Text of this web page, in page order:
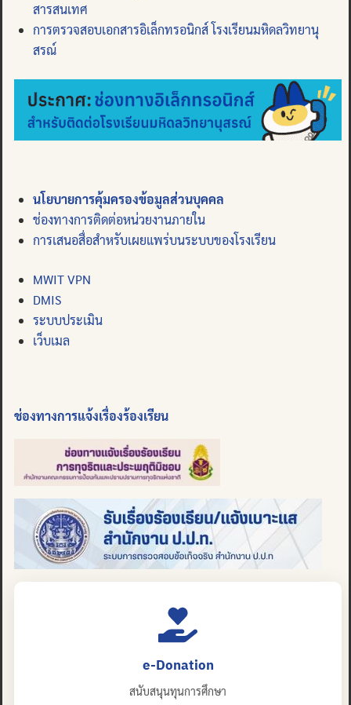
สารสนเทศ
การตรวจสอบเอกสารอิเล็กทรอนิกส์ โรงเรียนมหิดลวิทยานุ
สรณ์
นโยบายการคุ้มครองข้อมูลส่วนบุคคล
ช่องทางการติดต่อหน่วยงานภายใน
การเสนอสื่อสำหรับเผยแพร่บนระบบของโรงเรียน
MWIT VPN
DMIS
ระบบประเมิน
เว็บเมล
ช่องทางการแจ้งเรื่องร้องเรียน
e-Donation
สนับสนุนทุนการศึกษา